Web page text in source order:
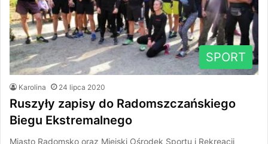
SPORT
Karolina 24 lipca 2020
Ruszyły zapisy do Radomszczańskiego
Biegu Ekstremalnego
Miasto Radomsko oraz Miejski Ośrodek Sportu i Rekreacji